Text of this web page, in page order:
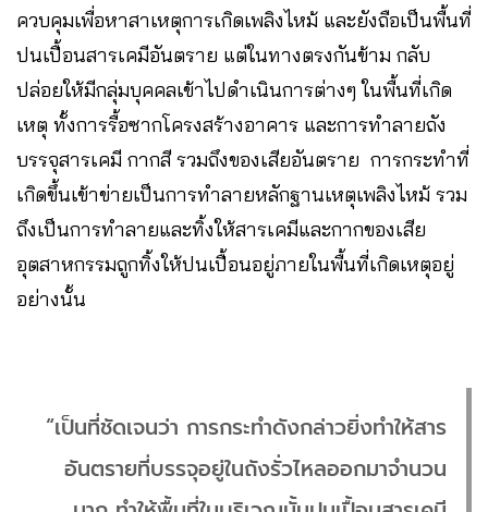
ควบคุมเพื่อหาสาเหตุการเกิดเพลิงไหม้ และยังถือเป็นพื้นที่
ปนเปื้อนสารเคมีอันตราย แต่ในทางตรงกันข้าม กลับ
ปล่อยให้มีกลุ่มบุคคลเข้าไปดำเนินการต่างๆ ในพื้นที่เกิด
เหตุ ทั้งการรื้อซากโครงสร้างอาคาร และการทำลายถัง
บรรจุสารเคมี กากสี รวมถึงของเสียอันตราย การกระทำที่
เกิดขึ้นเข้าข่ายเป็นการทำลายหลักฐานเหตุเพลิงไหม้ รวม
ถึงเป็นการทำลายและทิ้งให้สารเคมีและกากของเสีย
อุตสาหกรรมถูกทิ้งให้ปนเปื้อนอยู่ภายในพื้นที่เกิดเหตุอยู่
อย่างนั้น
“เป็นที่ชัดเจนว่า การกระทำดังกล่าวยิ่งทำให้สาร
อันตรายที่บรรจุอยู่ในถังรั่วไหลออกมาจำนวน